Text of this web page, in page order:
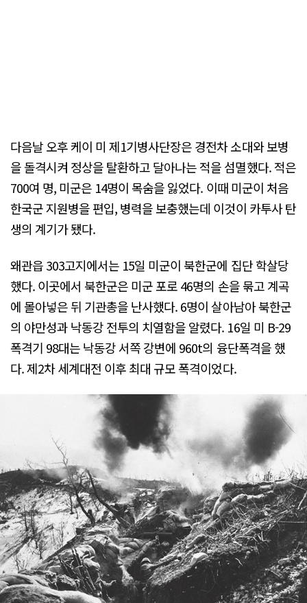
다음날 오후 케이 미 제1기병사단장은 경전차 소대와 보병
을 돌격시켜 정상을 탈환하고 달아나는 적을 섬멸했다. 적은
700여 명, 미군은 14명이 목숨을 잃었다. 이때 미군이 처음
한국군 지원병을 편입, 병력을 보충했는데 이것이 카투사 탄
생의 계기가 됐다.
왜관읍 303고지에서는 15일 미군이 북한군에 집단 학살당
했다. 이곳에서 북한군은 미군 포로 46명의 손을 묶고 계곡
에 몰아넣은 뒤 기관총을 난사했다. 6명이 살아남아 북한군
의 야만성과 낙동강 전투의 치열함을 알렸다. 16일 미 B-29
폭격기 98대는 낙동강 서쪽 강변에 960t의 융단폭격을 했
다. 제2차 세계대전 이후 최대 규모 폭격이었다.